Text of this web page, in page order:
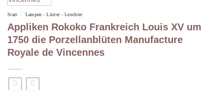
Start / Lampen - Lüster - Leuchter
Appliken Rokoko Frankreich Louis XV um
1750 die Porzellanblüten Manufacture
Royale de Vincennes